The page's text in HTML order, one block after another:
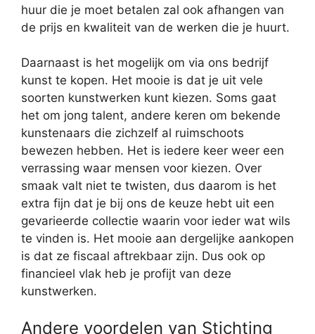
huur die je moet betalen zal ook afhangen van
de prijs en kwaliteit van de werken die je huurt.
Daarnaast is het mogelijk om via ons bedrijf
kunst te kopen. Het mooie is dat je uit vele
soorten kunstwerken kunt kiezen. Soms gaat
het om jong talent, andere keren om bekende
kunstenaars die zichzelf al ruimschoots
bewezen hebben. Het is iedere keer weer een
verrassing waar mensen voor kiezen. Over
smaak valt niet te twisten, dus daarom is het
extra fijn dat je bij ons de keuze hebt uit een
gevarieerde collectie waarin voor ieder wat wils
te vinden is. Het mooie aan dergelijke aankopen
is dat ze fiscaal aftrekbaar zijn. Dus ook op
financieel vlak heb je profijt van deze
kunstwerken.
Andere voordelen van Stichting